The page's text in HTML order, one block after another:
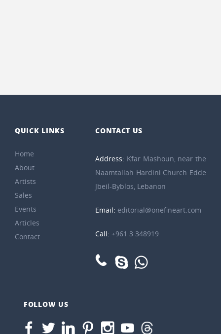
QUICK LINKS
Home
About
Artists
Sales
Events
Articles
Contact
CONTACT US
Address: Kfar Mashoun, near the
Naamtallah Hardini Church Edde
Jbeil-Byblos, Lebanon
Email: editorial@onefineart.com
Call:+961 3 348919
FOLLOW US